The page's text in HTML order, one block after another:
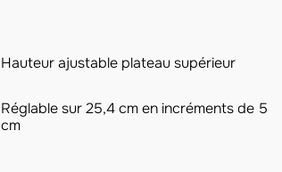
Hauteur ajustable plateau supérieur
Réglable sur 25,4 cm en incréments de 5
cm​